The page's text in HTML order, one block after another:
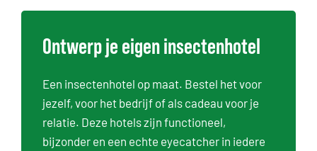
Ontwerp je eigen insectenhotel
Een insectenhotel op maat. Bestel het voor
jezelf, voor het bedrijf of als cadeau voor je
relatie. Deze hotels zijn functioneel,
bijzonder en een echte eyecatcher in iedere